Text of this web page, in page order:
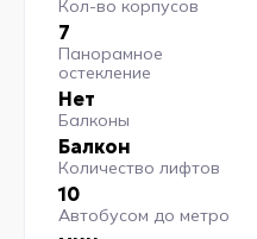
Кол-во корпусов
7
Панорамное
остекление
Нет
Балконы
Балкон
Количество лифтов
10
Автобусом до метро